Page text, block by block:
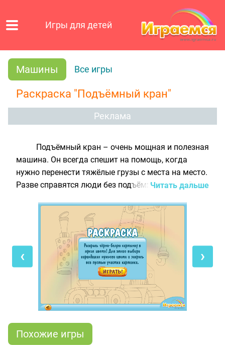
Игры для детей
Машины Все игры
Раскраска "Подъёмный кран"
Реклама
Подъёмный кран – очень мощная и полезная
машина. Он всегда спешит на помощь, когда
нужно перенести тяжёлые грузы с места на место.
Разве справятся люди без подъёмного крана?
поднимут. А подъёмный кран рад поработать,
ведь он очень сильный!
Сегодня кран, как всегда, собирался выехать
на работу. Но вот беда! С его кузова почему-то
исчезли все краски, а ведь эта машина должна
быть заметной на стройплощадке. Подъёмному
крану срочно нужно помочь! Возьми волшебные
карандаши и раскрась картинку яркими цветами.
отправиться на стройку, чтобы помогать людям
строить дома.
Читать дальше
‹ ›
Похожие игры